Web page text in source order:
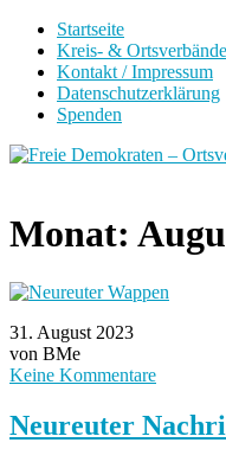
Startseite
Kreis- & Ortsverbände
Kontakt / Impressum
Datenschutzerklärung
Spenden
Monat:
31. August 2023
von BMe
Keine Kommentare
Neureuter